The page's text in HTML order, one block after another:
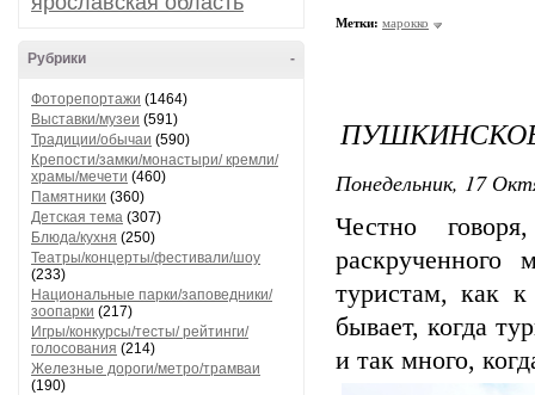
-
Рубрики
Фоторепортажи (1464)
Выставки/музеи (591)
Традиции/обычаи (590)
Крепости/замки/монастыри/ кремли/
храмы/мечети (460)
Памятники (360)
Детская тема (307)
Блюда/кухня (250)
Театры/концерты/фестивали/шоу
(233)
Национальные парки/заповедники/
зоопарки (217)
Игры/конкурсы/тесты/ рейтинги/
голосования (214)
Железные дороги/метро/трамваи
(190)
Метки: марокко
Понедельник, 17
Честно
туристам, как
бывает, когда
и так много,